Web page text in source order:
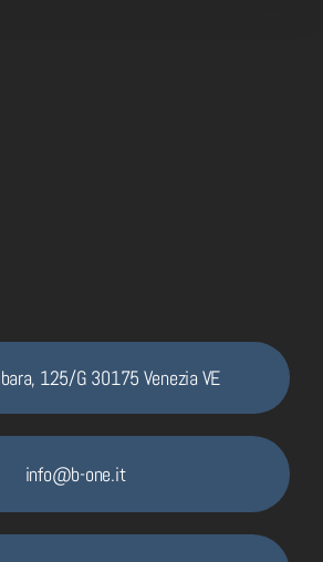
125/G 30175 Venezia VE
info@b-one.it